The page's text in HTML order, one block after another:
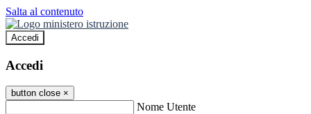
Salta al contenuto
Accedi
Accedi
button close ×
Nome Utente